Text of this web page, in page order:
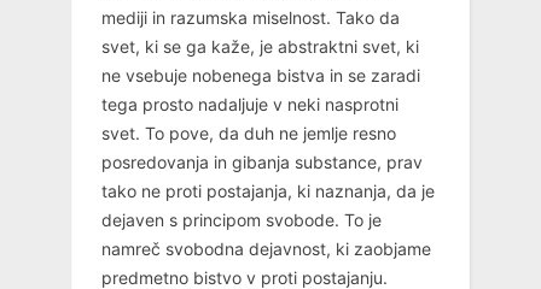
mediji in razumska miselnost. Tako da
svet, ki se ga kaže, je abstraktni svet, ki
ne vsebuje nobenega bistva in se zaradi
tega prosto nadaljuje v neki nasprotni
svet. To pove, da duh ne jemlje resno
posredovanja in gibanja substance, prav
tako ne proti postajanja, ki naznanja, da je
dejaven s principom svobode. To je
namreč svobodna dejavnost, ki zaobjame
predmetno bistvo v proti postajanju.